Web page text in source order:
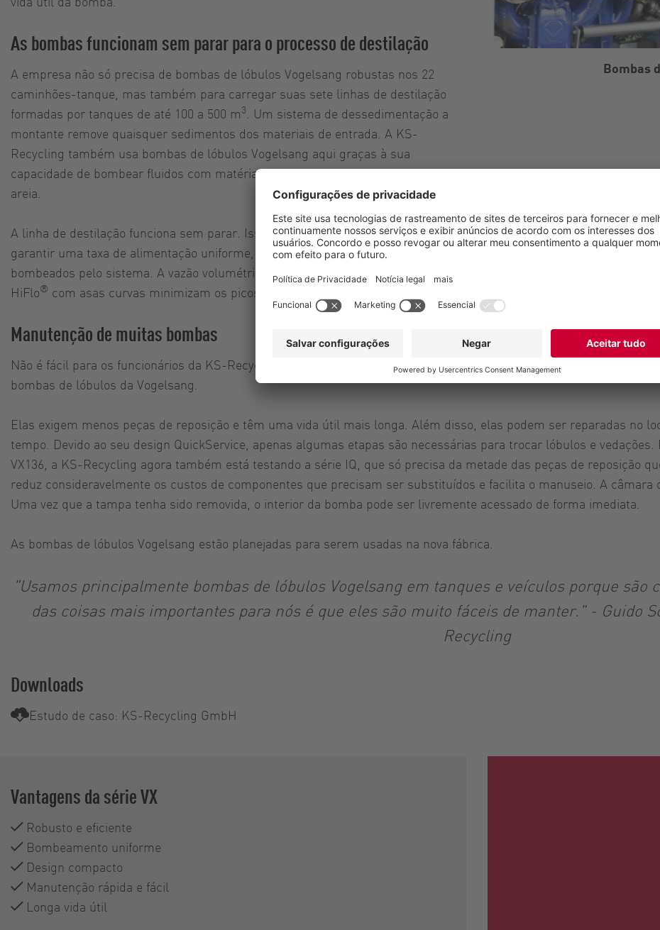
As bombas funcionam sem parar para o processo de destilação
A empresa não só precisa de bombas de lóbulos Vogelsang robustas nos 22
caminhões-tanque, mas também para carregar suas sete linhas de destilação
formadas por tanques de até 100 a 500 m3
. Um sistema de dessedimentação a
montante remove quaisquer sedimentos dos materiais de entrada. A KS-
Recycling também usa bombas de lóbulos Vogelsang aqui graças à sua
capacidade de bombear fluidos com matéria estranha como metais, pedras e
areia.
Bombas
A linha de destilação funciona sem parar. Isso significa que as bombas também estão em operação 24/7 e
garantir uma taxa de alimentação uniforme, isso é controlado automaticamente por um acionamento de frequência
bombeados pelo sistema. A vazão volumétrica varia entre 1 e 150 m
/h. As bombas Vogelsang também podem
HiFlo® com asas curvas minimizam os picos de pressão e garantem um bombeamento uniforme e sem pulsação.
Manutenção de muitas bombas
Não é fácil para os funcionários da KS-Recycling manter mais de cem bombas de diferentes modelos. É por isso
bombas de lóbulos da Vogelsang.
Elas exigem menos peças de reposição e têm uma vida útil mais longa. Além disso, elas podem ser reparadas no
tempo. Devido ao seu design QuickService, apenas algumas etapas são necessárias para trocar lóbulos e
VX136, a KS-Recycling agora também está testando a série IQ, que só precisa da metade das peças de reposição
reduz consideravelmente os custos de componentes que precisam ser substituídos e facilita o manuseio. A câmara
Uma vez que a tampa tenha sido removida, o interior da bomba pode ser livremente acessado de forma imediata.
As bombas de lóbulos Vogelsang estão planejadas para serem usadas na nova fábrica.
"Usamos principalmente bombas de lóbulos Vogelsang em tanques e veículos porque
das coisas mais importantes para nós é que eles são muito fáceis de manter." - Guido
Recycling
Downloads
Estudo de caso: KS-Recycling GmbH
Vantagens da série VX
Robusto e eficiente
Bombeamento uniforme
Design compacto
Manutenção rápida e fácil
Longa vida útil